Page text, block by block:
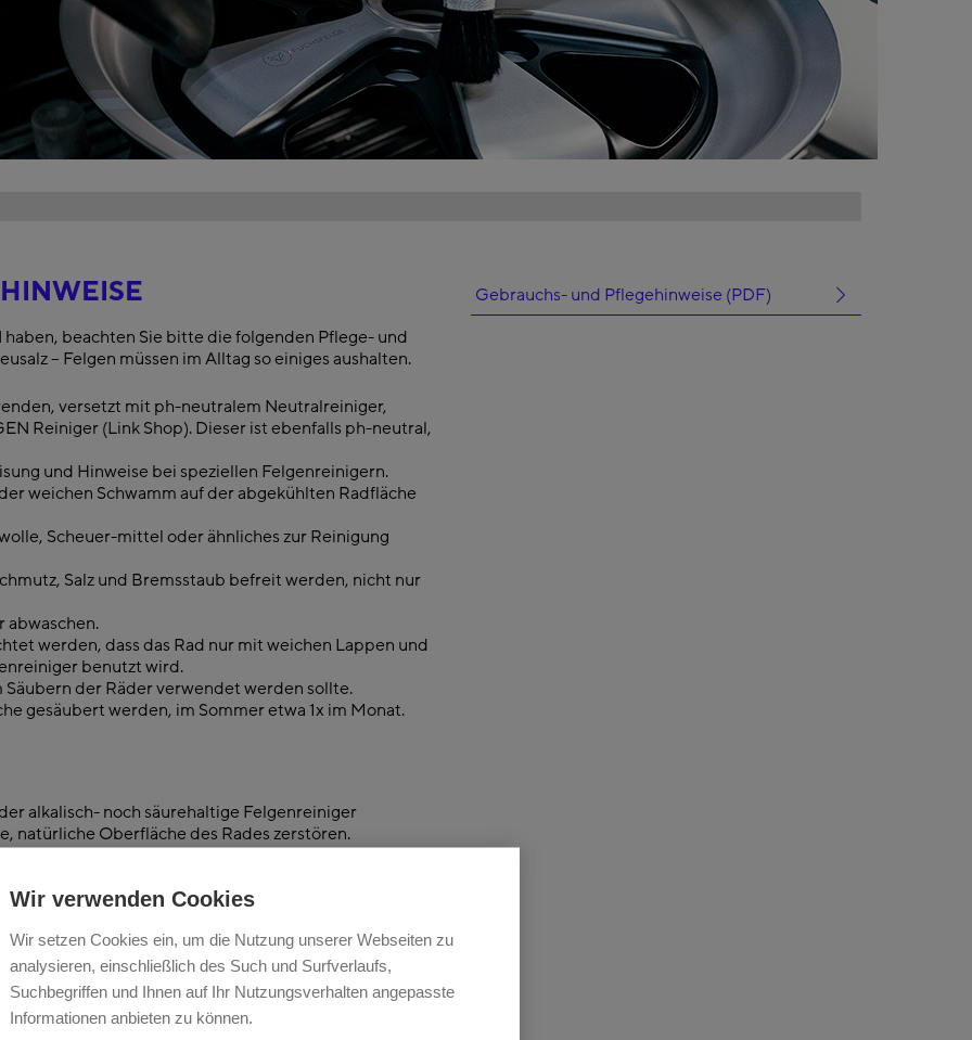
beachten Sie bitte die folgenden Pflege- und
– Felgen müssen im Alltag so einiges aushalten.
versetzt mit ph-neutralem Neutralreiniger,
Reiniger (Link Shop). Dieser ist ebenfalls ph-neutral,
und Hinweise bei speziellen Felgenreinigern.
weichen Schwamm auf der abgekühlten Radfläche
Scheuer-mittel oder ähnliches zur Reinigung
Salz und Bremsstaub befreit werden, nicht nur
abwaschen.
werden, dass das Rad nur mit weichen Lappen und
benutzt wird.
der Rä­der verwendet werden sollte.
gesäubert werden, im Sommer etwa 1x im Monat.
alkalisch- noch säurehaltige Felgenreiniger
natürliche Oberfläche des Rades zerstören.
bei speziel­len Felgenreinigern. Achten Sie, beim
auf den Hinweis: Nicht auf blankem Aluminium oder
Gebrauchs- und Pflegehinweise (PDF)
Wir verwenden Cookies
Wir setzen Cookies ein, um die Nutzung unserer Webseiten zu
analysieren, einschließlich des Such und Surfverlaufs,
Suchbegriffen und Ihnen auf Ihr Nutzungsverhalten angepasste
Informationen anbieten zu können.